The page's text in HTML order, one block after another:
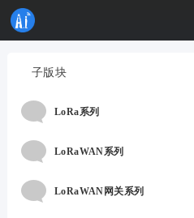
子版块
LoRa系列
LoRaWAN系列
LoRaWAN网关系列